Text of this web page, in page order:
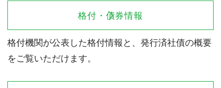
格付・債券情報
格付機関が公表した格付情報と、発行済社債の概要
をご覧いただけます。